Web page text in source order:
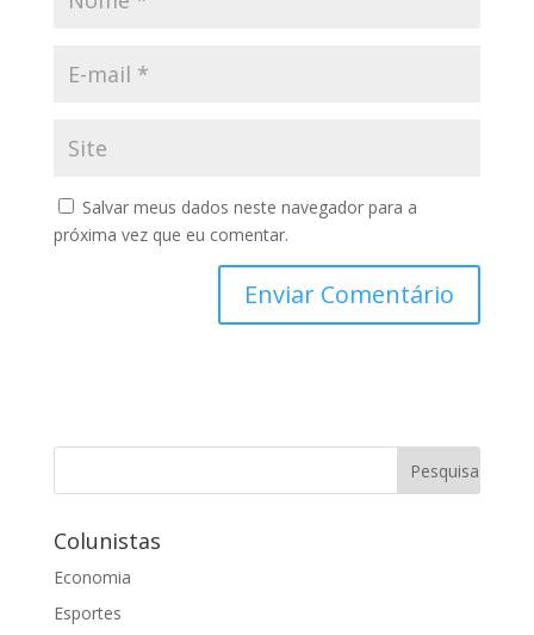
Salvar meus dados neste navegador para a
próxima vez que eu comentar.
Colunistas
Economia
Esportes